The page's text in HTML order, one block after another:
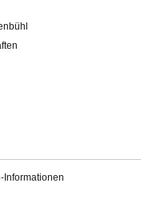
Informationen